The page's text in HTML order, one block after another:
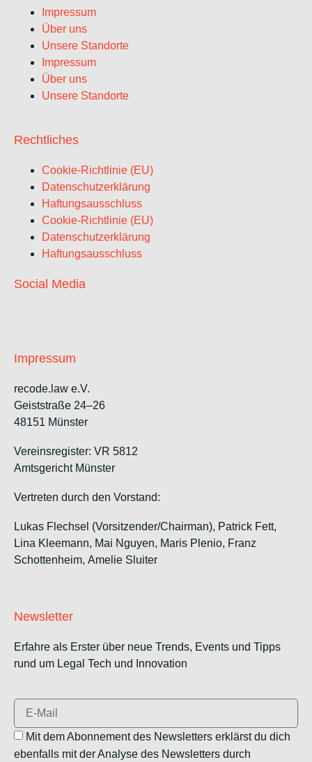
Impressum
Über uns
Unsere Standorte
Impressum
Über uns
Unsere Standorte
Rechtliches
Cookie-Richtlinie (EU)
Datenschutzerklärung
Haftungsausschluss
Cookie-Richtlinie (EU)
Datenschutzerklärung
Haftungsausschluss
Social Media
Impressum
recode.law e.V.
Geiststraße 24–26
48151 Münster
Vereinsregister: VR 5812
Amtsgericht Münster
Vertreten durch den Vorstand:
Lukas Flechsel (Vorsitzender/Chairman), Patrick Fett,
Lina Kleemann, Mai Nguyen, Maris Plenio, Franz
Schottenheim, Amelie Sluiter
Newsletter
Erfahre als Erster über neue Trends, Events und Tipps
rund um Legal Tech und Innovation
Mit dem Abonnement des Newsletters erklärst du dich
ebenfalls mit der Analyse des Newsletters durch